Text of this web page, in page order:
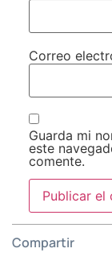
Correo
Guarda mi
este
comente.
Compartir